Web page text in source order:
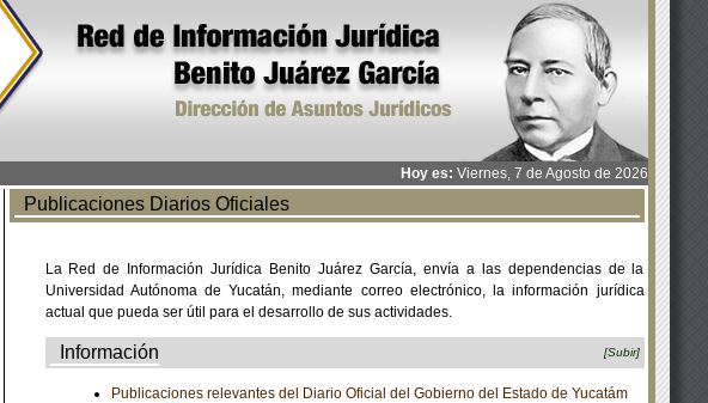
Hoy es: Viernes, 7 de Agosto de 2026
Publicaciones Diarios Oficiales
La Red de Información Jurídica Benito Juárez García, envía a las dependencias de la
Universidad Autónoma de Yucatán, mediante correo electrónico, la información jurídica
actual que pueda ser útil para el desarrollo de sus actividades.
Información [Subir]
Publicaciones relevantes del Diario Oficial del Gobierno del Estado de Yucatám